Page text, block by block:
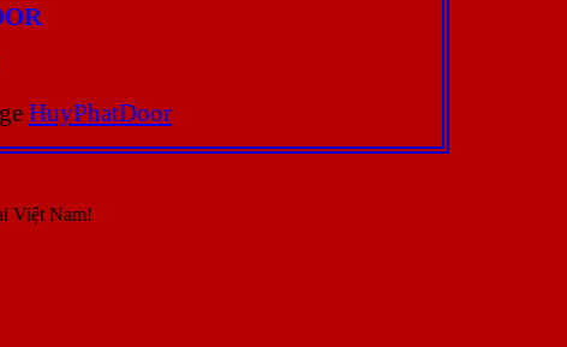
HuyPhatDoor
Việt Nam!